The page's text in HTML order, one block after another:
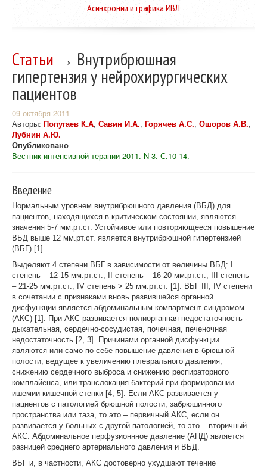
Асинхронии и графика ИВЛ
Статьи → Внутрибрюшная
гипертензия у нейрохирургических
пациентов
09 октября 2011
Авторы: Попугаев К.А, Савин И.А., Горячев А.С., Ошоров А.В.,
Лубнин А.Ю.
Опубликовано
Вестник интенсивной терапии 2011.-N 3.-С.10-14.
Введение
Нормальным уровнем внутрибрюшного давления (ВБД) для
пациентов, находящихся в критическом состоянии, являются
значения 5-7 мм.рт.ст. Устойчивое или повторяющееся повышение
ВБД выше 12 мм.рт.ст. является внутрибрюшной гипертензией
(ВБГ) [1].
Выделяют 4 степени ВБГ в зависимости от величины ВБД: I
степень – 12-15 мм.рт.ст.; II степень – 16-20 мм.рт.ст.; III степень
– 21-25 мм.рт.ст.; IV степень > 25 мм.рт.ст. [1]. ВБГ III, IV степени
в сочетании с признаками вновь развившейся органной
дисфункции является абдоминальным компартмент синдромом
(АКС) [1]. При АКС развивается полиорганная недостаточность -
дыхательная, сердечно-сосудистая, почечная, печеночная
недостаточность [2, 3]. Причинами органной дисфункции
являются или само по себе повышение давления в брюшной
полости, ведущее к увеличению плеврального давления,
снижению сердечного выброса и снижению респираторного
комплайенса, или транслокация бактерий при формировании
ишемии кишечной стенки [4, 5]. Если АКС развивается у
пациентов с патологией брюшной полости, забрюшинного
пространства или таза, то это – первичный АКС, если он
развивается у больных с другой патологией, то это – вторичный
АКС. Абдоминальное перфузионнное давление (АПД) является
разницей среднего артериального давления и ВБД.
ВБГ и, в частности, АКС достоверно ухудшают течение